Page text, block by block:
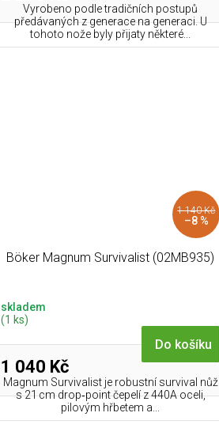
Vyrobeno podle tradičních postupů
předávaných z generace na generaci. U
tohoto nože byly přijaty některé...
1 140 Kč
–8 %
Böker Magnum Survivalist (02MB935)
skladem
(1 ks)
1 040 Kč
Do košíku
Magnum Survivalist je robustní survival nůž
s 21 cm drop‑point čepelí z 440A oceli,
pilovým hřbetem a...